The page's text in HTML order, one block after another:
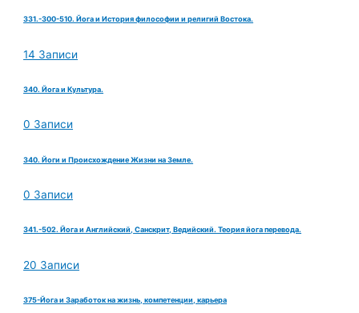
331.-300-510. Йога и История философии и религий Востока.
14 Записи
340. Йога и Культура.
0 Записи
340. Йоги и Происхождение Жизни на Земле.
0 Записи
341.-502. Йога и Английский, Санскрит, Ведийский. Теория йога перевода.
20 Записи
375-Йога и Заработок на жизнь, компетенции, карьера